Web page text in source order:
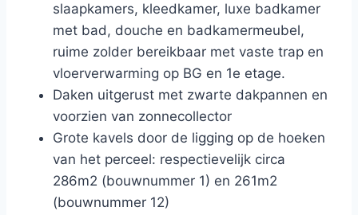
slaapkamers, kleedkamer, luxe badkamer
met bad, douche en badkamermeubel,
ruime zolder bereikbaar met vaste trap en
vloerverwarming op BG en 1e etage.
Daken uitgerust met zwarte dakpannen en
voorzien van zonnecollector
Grote kavels door de ligging op de hoeken
van het perceel: respectievelijk circa
286m2 (bouwnummer 1) en 261m2
(bouwnummer 12)